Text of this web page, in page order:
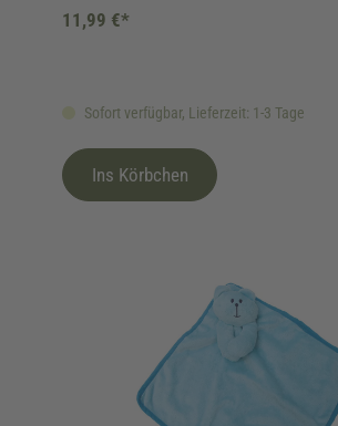
Sofort verfügbar, Lieferzeit: 1-3 Tage
11,99 €*
Ins Körbchen